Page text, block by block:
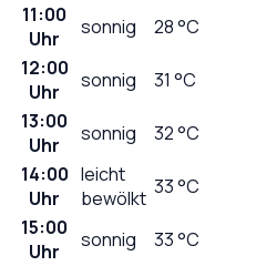
11:00
Uhr
sonnig 28°C
12:00
Uhr
sonnig 31 °C
13:00
Uhr
sonnig 32°C
14:00
Uhr
leicht
bewölkt 33°C
15:00
Uhr
sonnig 33°C